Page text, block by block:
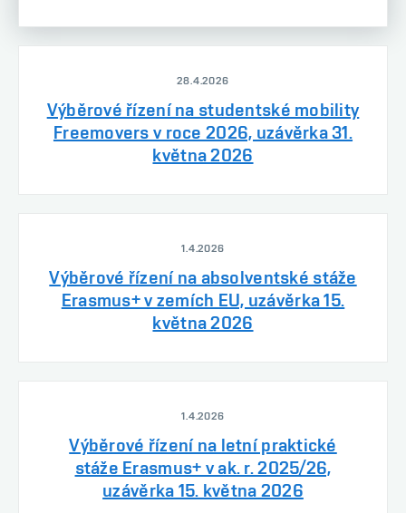
28.4.2026
Výběrové řízení na studentské mobility
Freemovers v roce 2026, uzávěrka 31.
května 2026
1.4.2026
Výběrové řízení na absolventské stáže
Erasmus+ v zemích EU, uzávěrka 15.
května 2026
1.4.2026
Výběrové řízení na letní praktické
stáže Erasmus+ v ak. r. 2025/26,
uzávěrka 15. května 2026